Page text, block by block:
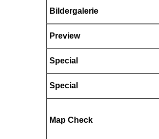
Bildergalerie
Preview
Special
Special
Map Check